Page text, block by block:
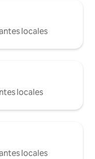
locales
locales
locales